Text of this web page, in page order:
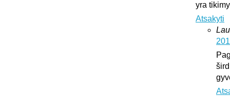
yra
Atsakyti